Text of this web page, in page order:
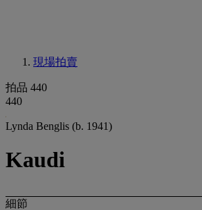
現場拍賣
拍品 440
440
Lynda Benglis (b. 1941)
Kaudi
細節